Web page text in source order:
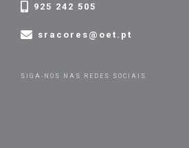
925 242 505
sracores@oet.pt
SIGA-NOS NAS REDES SOCIAIS